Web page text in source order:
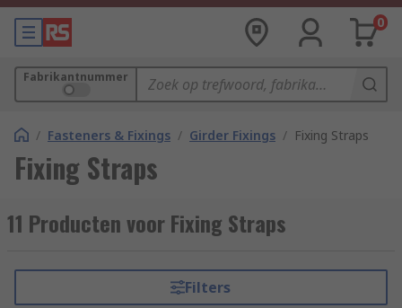
0
Fabrikantnummer
/ Fasteners & Fixings / Girder Fixings / Fixing Straps
Fixing Straps
11 Producten voor Fixing Straps
Filters